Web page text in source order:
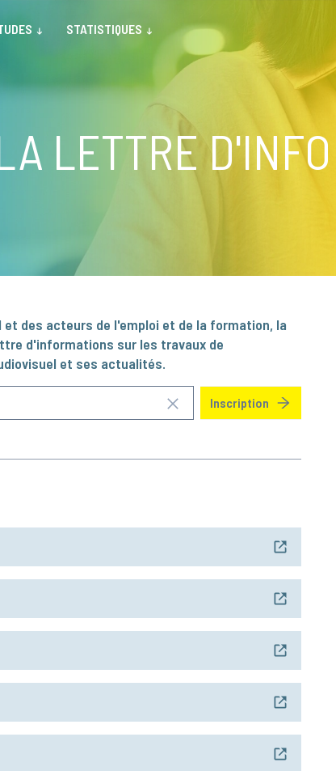
STATISTIQUES
LETTRE D'INFO
des acteurs de l'emploi et de la formation, la
d'informations sur les travaux de
et ses actualités.
Inscription